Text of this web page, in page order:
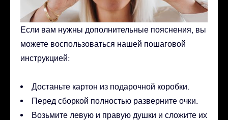
Если вам нужны дополнительные пояснения, вы
можете воспользоваться нашей пошаговой
инструкцией:
Достаньте картон из подарочной коробки.
Перед сборкой полностью разверните очки.
Возьмите левую и правую душки и сложите их